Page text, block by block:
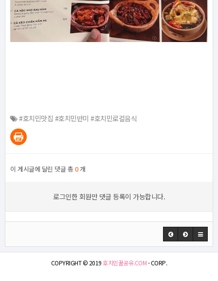
#호치민맛집 #호치민반미 #호치민로컬음식
이 게시글에 달린 댓글 총 0개
로그인한 회원만 댓글 등록이 가능합니다.
COPYRIGHT © 2019호치민꿀공유.COM- CORP.